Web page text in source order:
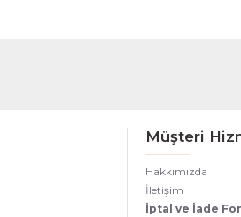
Müşteri
Hakkımızda
İletişim
İptal ve İade